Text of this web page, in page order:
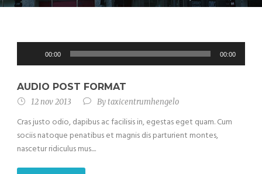
Audiospeler
00:00 00:00
AUDIO POST FORMAT
12 nov 2013 Bytaxicentrumhengelo
Cras justo odio, dapibus ac facilisis in, egestas eget quam. Cum
sociis natoque penatibus et magnis dis parturient montes,
nascetur ridiculus mus....